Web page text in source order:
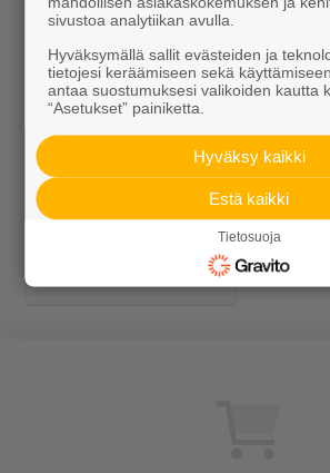
Cubis-
kaapelisuojajärjeste
sivustoa analytiikan avulla.
Hyväksymällä sallit evästeiden ja
tietojesi keräämiseen sekä
antaa suostumuksesi valikoiden kautta
“Asetukset” painiketta.
Hyväksy kaikki
Estä kaikki
Tietosuoja